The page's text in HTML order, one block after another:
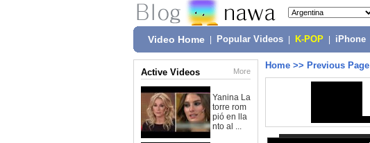
Video Home Popular Videos K-POP iPhone
Active Videos More
Yanina La
torre rom
pió en lla
nto al ...
Home >> Previous Page